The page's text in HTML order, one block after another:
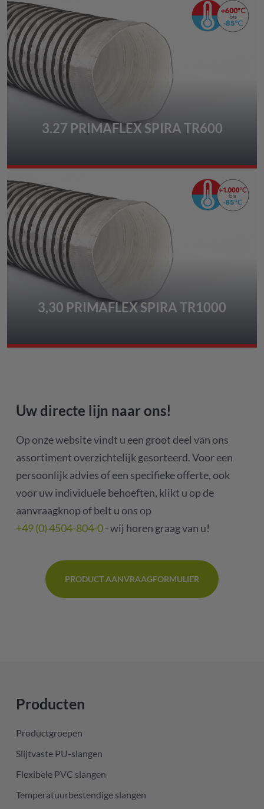
3.27 PRIMAFLEX SPIRA TR600
3,30 PRIMAFLEX SPIRA TR1000
Uw directe lijn naar ons!
Op onze website vindt u een groot deel van ons
assortiment overzichtelijk gesorteerd. Voor een
persoonlijk advies of een specifieke offerte, ook
voor uw individuele behoeften, klikt u op de
aanvraagknop of belt u ons op
+49 (0) 4504-804-0- wij horen graag van u!
PRODUCT AANVRAAGFORMULIER
Producten
Productgroepen
Slijtvaste PU-slangen
Flexibele PVC slangen
Temperatuurbestendige slangen